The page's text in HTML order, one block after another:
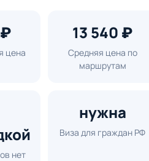
цена
13 540 ₽
Средняя цена по
маршрутам
нет
нужна
Виза для граждан РФ